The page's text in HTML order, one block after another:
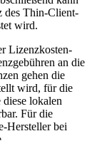
des Thin-Client-
wird.
Lizenzkosten-
an die
gehen die
wird, für die
lokalen
Für die
Hersteller bei